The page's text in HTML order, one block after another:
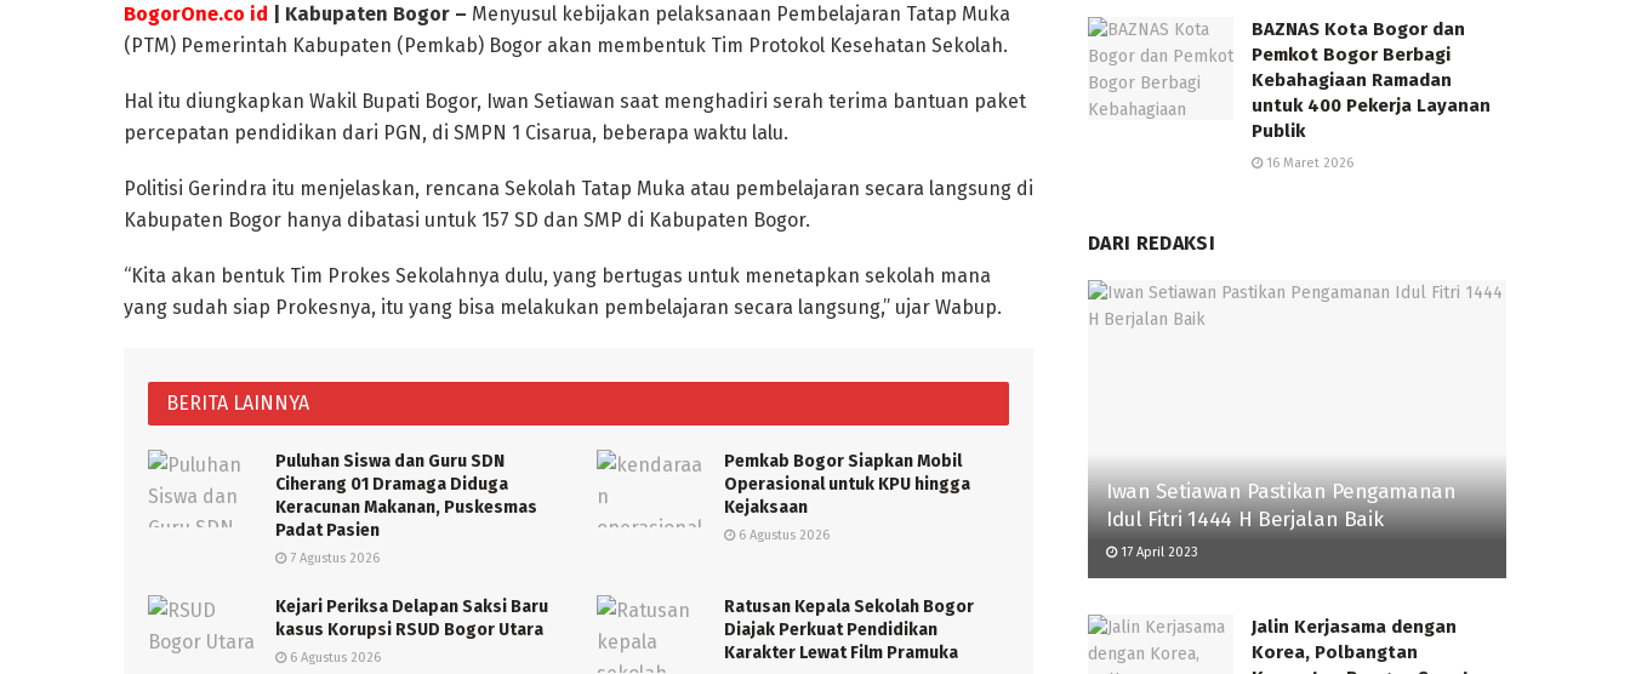
BogorOne.co id | Kabupaten Bogor – Menyusul kebijakan pelaksanaan Pembelajaran Tatap Muka
(PTM) Pemerintah Kabupaten (Pemkab) Bogor akan membentuk Tim Protokol Kesehatan Sekolah.
Hal itu diungkapkan Wakil Bupati Bogor, Iwan Setiawan saat menghadiri serah terima bantuan paket
percepatan pendidikan dari PGN, di SMPN 1 Cisarua, beberapa waktu lalu.
Politisi Gerindra itu menjelaskan, rencana Sekolah Tatap Muka atau pembelajaran secara langsung di
Kabupaten Bogor hanya dibatasi untuk 157 SD dan SMP di Kabupaten Bogor.
“Kita akan bentuk Tim Prokes Sekolahnya dulu, yang bertugas untuk menetapkan sekolah mana
yang sudah siap Prokesnya, itu yang bisa melakukan pembelajaran secara langsung,” ujar Wabup.
BERITA LAINNYA
Puluhan Siswa dan Guru SDN
Ciherang 01 Dramaga Diduga
Keracunan Makanan, Puskesmas
Padat Pasien
7 Agustus 2026
Pemkab Bogor Siapkan Mobil
Operasional untuk KPU hingga
Kejaksaan
6 Agustus 2026
Kejari Periksa Delapan Saksi Baru
kasus Korupsi RSUD Bogor Utara
6 Agustus 2026
Ratusan Kepala Sekolah Bogor
Diajak Perkuat Pendidikan
Karakter Lewat Film Pramuka
BAZNAS Kota Bogor dan
Pemkot Bogor Berbagi
Kebahagiaan Ramadan
untuk 400 Pekerja Layanan
Publik
16 Maret 2026
DARI REDAKSI
Iwan Setiawan Pastikan Pengamanan
Idul Fitri 1444 H Berjalan Baik
17 April 2023
Jalin Kerjasama dengan
Korea, Polbangtan